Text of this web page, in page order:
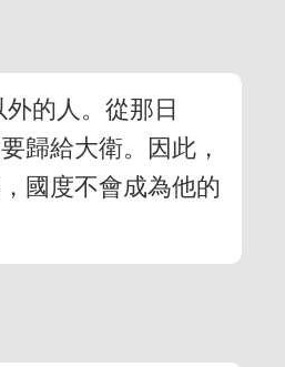
的人。從那日
歸給大衛。因此，
國度不會成為他的